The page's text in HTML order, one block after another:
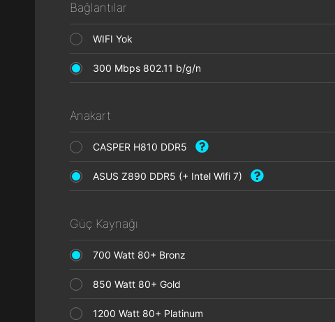
Bağlantılar
WIFI Yok
300 Mbps 802.11 b/g/n
Anakart
CASPER H810 DDR5
ASUS Z890 DDR5 (+ Intel Wifi 7)
Güç Kaynağı
700 Watt 80+ Bronz
850 Watt 80+ Gold
1200 Watt 80+ Platinum